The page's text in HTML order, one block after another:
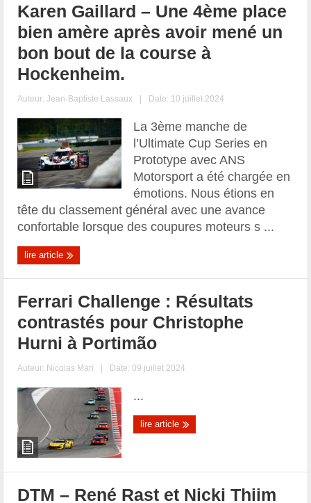
Karen Gaillard – Une 4ème place
bien amère après avoir mené un
bon bout de la course à
Hockenheim.
Auteur:Jean-Baptiste Lassaux | Date: 10 juillet 2024
La 3ème manche de
l’Ultimate Cup Series en
Prototype avec ANS
Motorsport a été chargée en
émotions. Nous étions en
tête du classement général avec une avance
confortable lorsque des coupures moteurs s ...
lire article
Ferrari Challenge : Résultats
contrastés pour Christophe
Hurni à Portimão
Auteur: Nicolas Mari | Date: 09 juillet 2024
...
lire article
DTM – René Rast et Nicki Thiim